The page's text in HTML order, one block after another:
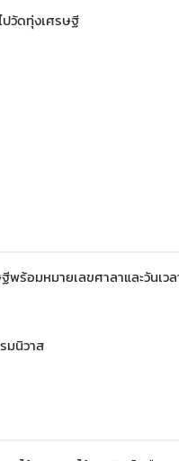
วัดทุ่งเศรษฐี
ร้อมหมายเลขศาลาและวันเ
มนิวาส